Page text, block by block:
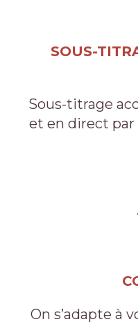
SOUS-
Sous-titrage
et en direct par
On s’adapte à